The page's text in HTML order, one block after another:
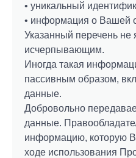
• уникальный
• информация о Вашей
Указанный перечень не
исчерпывающим.
Иногда такая
пассивным образом,
данные.
Добровольно
данные.
информацию, которую
ходе использования